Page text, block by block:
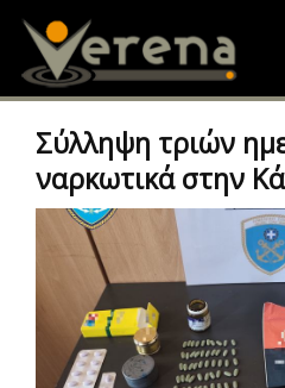
content
Σύλληψη τριών
ναρκωτικά στην